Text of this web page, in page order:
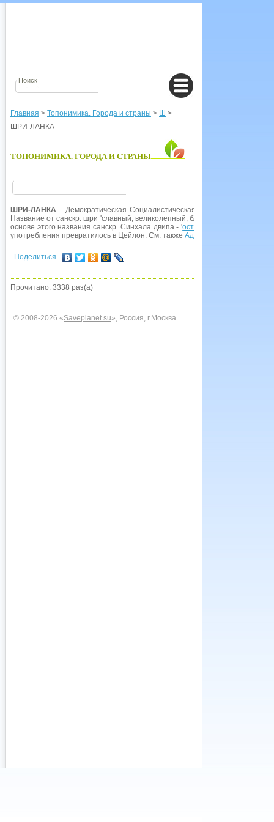
Главная > Топонимика. Города и страны > Ш >
ШРИ-ЛАНКА
ТОПОНИМИКА. ГОРОДА И СТРАНЫ
ШРИ-ЛАНКА - Демократическая Социалистическая Республика
Название от санскр. шри 'славный, великолепный, благословенный',
основе этого названия санскр. Синхала двипа - 'остров
употребления превратилось в Цейлон. См. также Адамов Мост
Поделиться
Прочитано: 3338 раз(а)
© 2008-2026 «Saveplanet.su», Россия, г.Москва